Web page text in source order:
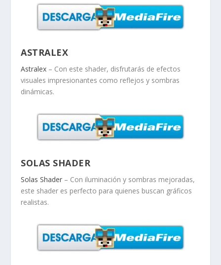
ASTRALEX
Astralex – Con este shader, disfrutarás de efectos
visuales impresionantes como reflejos y sombras
dinámicas.
SOLAS SHADER
Solas Shader – Con iluminación y sombras mejoradas,
este shader es perfecto para quienes buscan gráficos
realistas.